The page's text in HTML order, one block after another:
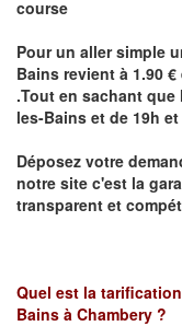
course
Pour un aller simple
Bains revient à 1.90
.Tout en sachant
les-Bains et de 19h et
Déposez votre
notre site c'est la
transparent et
Quel est la
Bains à Chambery ?